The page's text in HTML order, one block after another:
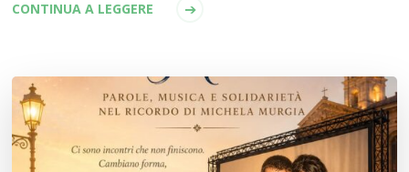
CONTINUA A LEGGERE